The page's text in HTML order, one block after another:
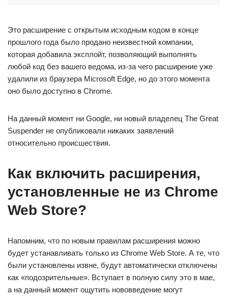
Это расширение с открытым исходным кодом в конце
прошлого года было продано неизвестной компании,
которая добавила эксплойт, позволяющий выполнять
любой код без вашего ведома, из-за чего расширение уже
удалили из браузера Microsoft Edge, но до этого момента
оно было доступно в Chrome.
На данный момент ни Google, ни новый владелец The Great
Suspender не опубликовали никаких заявлений
относительно происшествия.
Как включить расширения,
установленные не из Chrome
Web Store?
Напомним, что по новым правилам расширения можно
будет устанавливать только из Chrome Web Store. А те, что
были установлены извне, будут автоматически отключены
как «подозрительные». Вступает в полную силу это в мае,
а на данный момент ощутить нововведение могут